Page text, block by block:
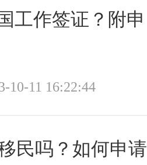
工作签证？附申
10-11 16:22:44
民吗？如何申请